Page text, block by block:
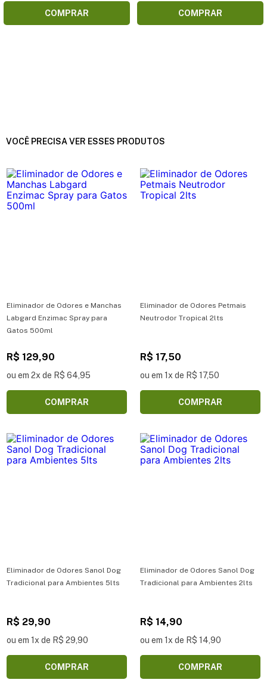
COMPRAR COMPRAR
VOCÊ PRECISA VER ESSES PRODUTOS
Eliminador de Odores e Manchas
Labgard Enzimac Spray para
Gatos 500ml
R$ 129,90
ou em 2x de R$ 64,95
COMPRAR
Eliminador de Odores Petmais
Neutrodor Tropical 2lts
R$ 17,50
ou em 1x de R$ 17,50
COMPRAR
Eliminador de Odores Sanol Dog
Tradicional para Ambientes 5lts
R$ 29,90
ou em 1x de R$ 29,90
COMPRAR
Eliminador de Odores Sanol Dog
Tradicional para Ambientes 2lts
R$ 14,90
ou em 1x de R$ 14,90
COMPRAR